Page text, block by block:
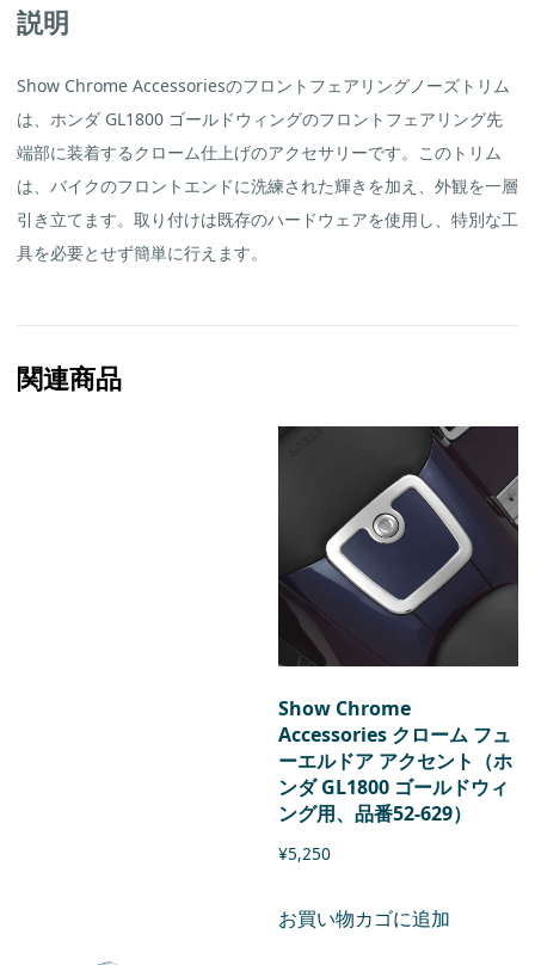
（ホ
ン
GL1800
ゴ
ー
ル
ド
ウ
ィ
ン
グ
用、
品
681）
説明
Show Chrome Accessoriesのフロントフェアリングノーズトリム
は、ホンダ GL1800 ゴールドウィングのフロントフェアリング先
端部に装着するクローム仕上げのアクセサリーです。 このトリム
は、バイクのフロントエンドに洗練された輝きを加え、外観を一層
引き立てます。 取り付けは既存のハードウェアを使用し、特別な工
具を必要とせず簡単に行えます。
関連商品
Show Chrome
Accessories クローム フュ
ーエルドア アクセント（ホ
ンダ GL1800 ゴールドウィ
ング用、品番52-629）
¥5,250
お買い物カゴに追加